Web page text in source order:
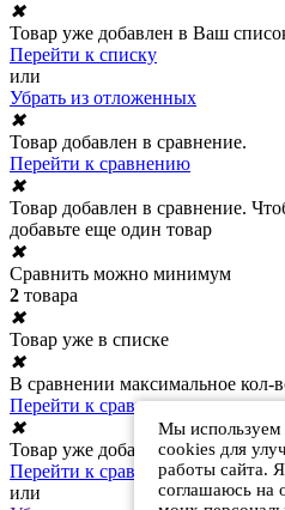
Мы
cookies для
работы сайта. Я
соглашаюсь на
✖
Товар уже добавлен в Ваш
Перейти к списку
или
Убрать из отложенных
✖
Товар добавлен в сравнение.
Перейти к сравнению
✖
Товар добавлен в сравнение.
добавьте еще один товар
✖
Сравнить можно минимум
2 товара
✖
Товар уже в списке
✖
В сравнении максимальное кол-
Перейти к сравнению
✖
Товар уже добавлен в сравнение
Перейти к сравнению
или